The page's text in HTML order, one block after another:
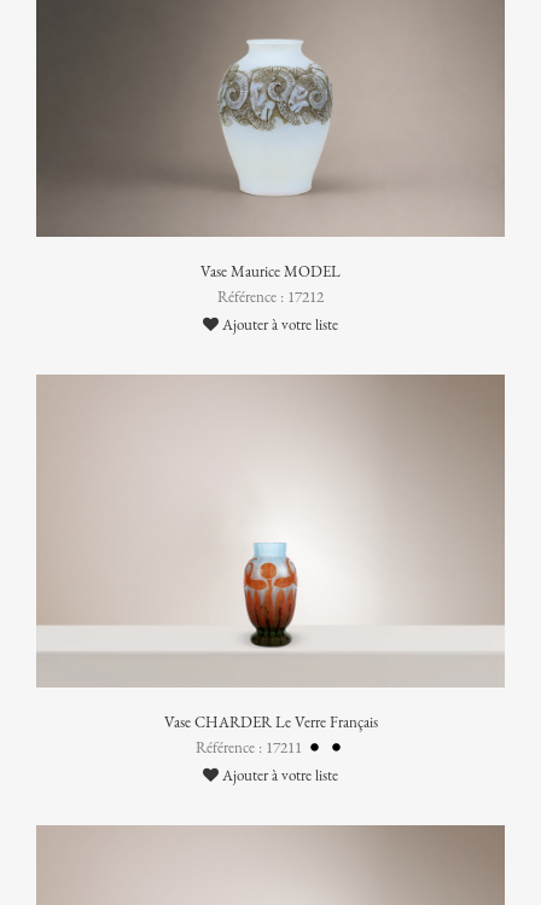
Vase Maurice MODEL
Référence : 17212
Ajouter à votre liste
Vase CHARDER Le Verre Français
Référence : 17211
Ajouter à votre liste